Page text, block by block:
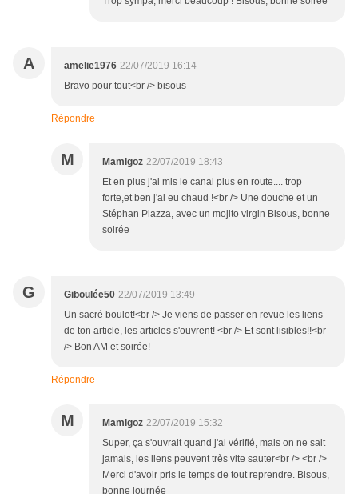
A amelie1976 22/07/2019 16:14
Bravo pour tout<br /> bisous
Répondre
M Mamigoz 22/07/2019 18:43
Et en plus j'ai mis le canal plus en route.... trop
forte,et ben j'ai eu chaud !<br /> Une douche et un
Stéphan Plazza, avec un mojito virgin Bisous, bonne
soirée
G Giboulée50 22/07/2019 13:49
Un sacré boulot!<br /> Je viens de passer en revue les liens
de ton article, les articles s'ouvrent! <br /> Et sont lisibles!!<br
/> Bon AM et soirée!
Répondre
M Mamigoz 22/07/2019 15:32
Super, ça s'ouvrait quand j'ai vérifié, mais on ne sait
jamais, les liens peuvent très vite sauter<br /> <br />
Merci d'avoir pris le temps de tout reprendre. Bisous,
bonne journée